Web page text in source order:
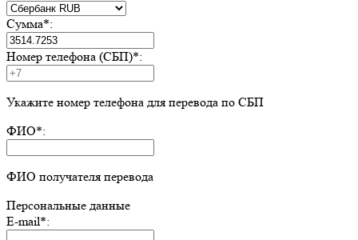
Сумма*:
Номер телефона (СБП)*:
Укажите номер телефона для перевода по СБП
ФИО*:
ФИО получателя перевода
Персональные данные
E-mail*: